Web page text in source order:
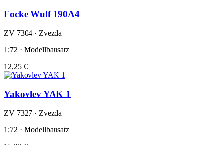
Focke Wulf 190A4
ZV 7304 · Zvezda
1:72 · Modellbausatz
12,25 €
Yakovlev YAK 1
ZV 7327 · Zvezda
1:72 · Modellbausatz